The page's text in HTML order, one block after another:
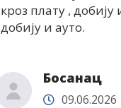
кроз плату ,
добију и ауто.
Босанац
09.06.2026